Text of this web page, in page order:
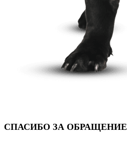
СПАСИБО ЗА ОБРАЩЕНИЕ